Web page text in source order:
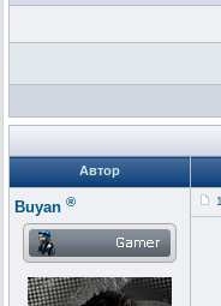
Автор
Buyan ®